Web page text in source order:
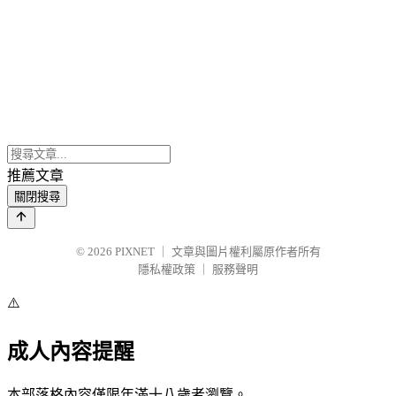
推薦文章
關閉搜尋
© 2026 PIXNET
文章與圖片權利屬原作者所有
隱私權政策
服務聲明
⚠️
成人內容提醒